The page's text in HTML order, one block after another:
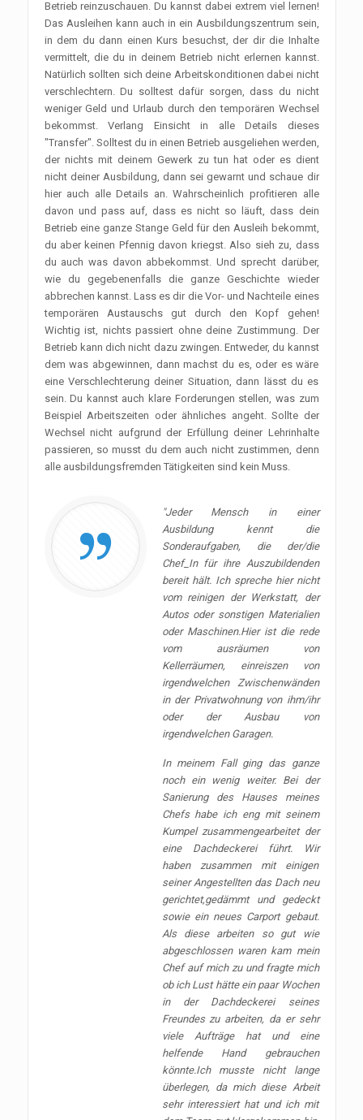
Betrieb reinzuschauen. Du kannst dabei extrem viel lernen!
Das Ausleihen kann auch in ein Ausbildungszentrum sein,
in dem du dann einen Kurs besuchst, der dir die Inhalte
vermittelt, die du in deinem Betrieb nicht erlernen kannst.
Natürlich sollten sich deine Arbeitskonditionen dabei nicht
verschlechtern. Du solltest dafür sorgen, dass du nicht
weniger Geld und Urlaub durch den temporären Wechsel
bekommst. Verlang Einsicht in alle Details dieses
"Transfer". Solltest du in einen Betrieb ausgeliehen werden,
der nichts mit deinem Gewerk zu tun hat oder es dient
nicht deiner Ausbildung, dann sei gewarnt und schaue dir
hier auch alle Details an. Wahrscheinlich profitieren alle
davon und pass auf, dass es nicht so läuft, dass dein
Betrieb eine ganze Stange Geld für den Ausleih bekommt,
du aber keinen Pfennig davon kriegst. Also sieh zu, dass
du auch was davon abbekommst. Und sprecht darüber,
wie du gegebenenfalls die ganze Geschichte wieder
abbrechen kannst. Lass es dir die Vor- und Nachteile eines
temporären Austauschs gut durch den Kopf gehen!
Wichtig ist, nichts passiert ohne deine Zustimmung. Der
Betrieb kann dich nicht dazu zwingen. Entweder, du kannst
dem was abgewinnen, dann machst du es, oder es wäre
eine Verschlechterung deiner Situation, dann lässt du es
sein. Du kannst auch klare Forderungen stellen, was zum
Beispiel Arbeitszeiten oder ähnliches angeht. Sollte der
Wechsel nicht aufgrund der Erfüllung deiner Lehrinhalte
passieren, so musst du dem auch nicht zustimmen, denn
alle ausbildungsfremden Tätigkeiten sind kein Muss.
"Jeder Mensch in einer
Ausbildung kennt die
Sonderaufgaben, die der/die
Chef_In für ihre Auszubildenden
bereit hält. Ich spreche hier nicht
vom reinigen der Werkstatt, der
Autos oder sonstigen Materialien
oder Maschinen.Hier ist die rede
vom ausräumen von
Kellerräumen, einreiszen von
irgendwelchen Zwischenwänden
in der Privatwohnung von ihm/ihr
oder der Ausbau von
irgendwelchen Garagen.
In meinem Fall ging das ganze
noch ein wenig weiter. Bei der
Sanierung des Hauses meines
Chefs habe ich eng mit seinem
Kumpel zusammengearbeitet der
eine Dachdeckerei führt. Wir
haben zusammen mit einigen
seiner Angestellten das Dach neu
gerichtet,gedämmt und gedeckt
sowie ein neues Carport gebaut.
Als diese arbeiten so gut wie
abgeschlossen waren kam mein
Chef auf mich zu und fragte mich
ob ich Lust hätte ein paar Wochen
in der Dachdeckerei seines
Freundes zu arbeiten, da er sehr
viele Aufträge hat und eine
helfende Hand gebrauchen
könnte.Ich musste nicht lange
überlegen, da mich diese Arbeit
sehr interessiert hat und ich mit